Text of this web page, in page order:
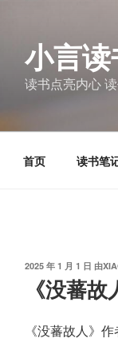
小言
读书点亮内心
首页 读书笔
发
2025 年 1 月 1 日 由
《没蕃
《没蕃故人》